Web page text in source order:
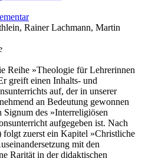
Rainer Lachmann, Martin
Reihe »Theologie für Lehrerinnen
greift einen Inhalts- und
auf, der in unserer
an Bedeutung gewonnen
Signum des »Interreligiösen
aufgegeben ist. Nach
zuerst ein Kapitel »Christliche
mit den
Rarität in der didaktischen